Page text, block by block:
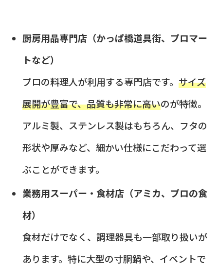
厨房用品専門店（かっぱ橋道具街、プロマー
トなど）
プロの料理人が利用する専門店です。 サイズ
展開が豊富で、品質も非常に高いのが特徴。
アルミ製、ステンレス製はもちろん、フタの
形状や厚みなど、細かい仕様にこだわって選
ぶことができます。
業務用スーパー・食材店（アミカ、プロの食
材）
食材だけでなく、調理器具も一部取り扱いが
あります。特に大型の寸胴鍋や、イベントで